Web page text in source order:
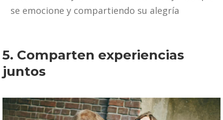
se emocione y compartiendo su alegría
5. Comparten experiencias
juntos